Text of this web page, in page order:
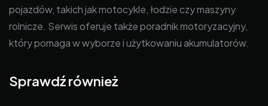
pojazdów, takich jak motocykle, łodzie czy maszyny
rolnicze. Serwis oferuje także poradnik motoryzacyjny,
który pomaga w wyborze i użytkowaniu akumulatorów.
Sprawdź również